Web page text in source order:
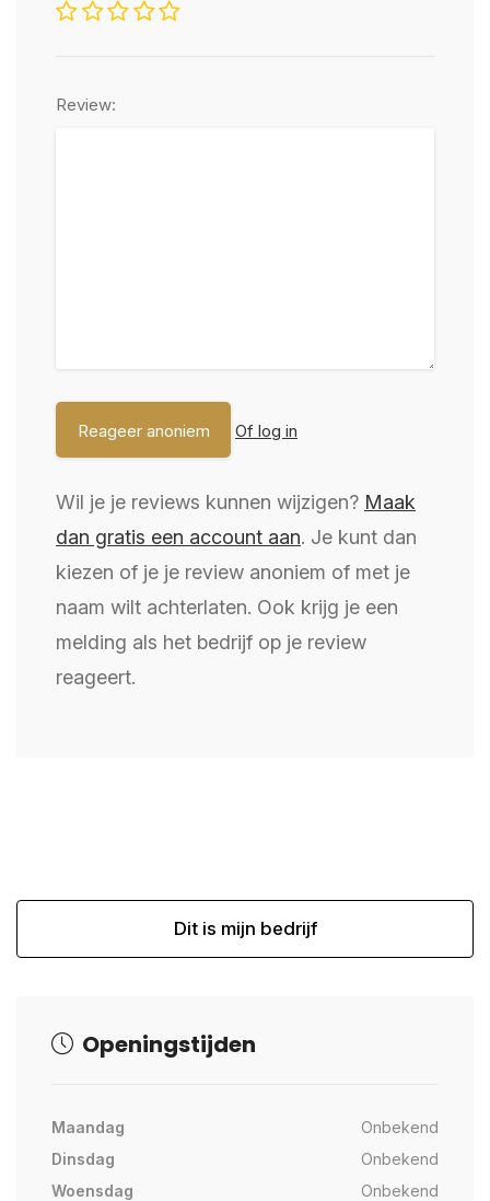
Review:
Of log in
Wil je je reviews kunnen wijzigen? Maak
dan gratis een account aan. Je kunt dan
kiezen of je je review anoniem of met je
naam wilt achterlaten. Ook krijg je een
melding als het bedrijf op je review
reageert.
Dit is mijn bedrijf
Openingstijden
Maandag
Onbekend
Dinsdag
Onbekend
Woensdag
Onbekend